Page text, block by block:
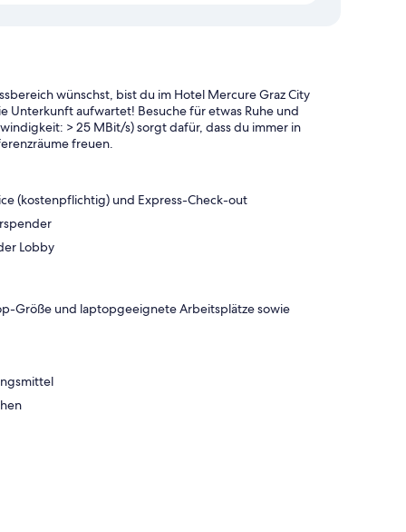
wünschst, bist du im Hotel Mercure Graz City
Unterkunft aufwartet! Besuche für etwas Ruhe und
> 25 MBit/s) sorgt dafür, dass du immer in
freuen.
(kostenpflichtig) und Express-Check-out
Lobby
Größe und laptopgeeignete Arbeitsplätze sowie